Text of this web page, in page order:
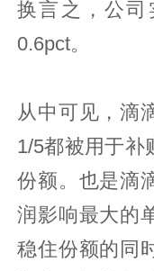
换言之，公司
0.6pct。
从中可见，滴
1/5都被用于补
份额。也是滴
润影响最大的
稳住份额的同